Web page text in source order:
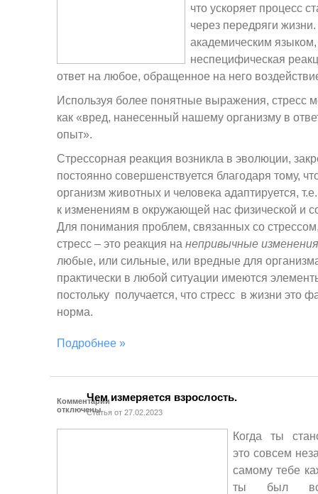
что ускоряет процесс
через передряги
академическим языком,
неспецифическая
ответ на любое, обращенное на него
Используя более понятные выражения, стресс
как «вред, нанесенный нашему организму в
опыт».
Стрессорная реакция возникла в эволюции,
постоянно совершенствуется благодаря тому,
организм животных и человека адаптируется,
к изменениям в окружающей нас физической и
Для понимания проблем, связанных со
стресс – это реакция на непривычные изменения
любые, или сильные, или вредные для
практически в любой ситуации имеются
постольку получается, что стресс в жизни это
норма.
Подробнее »
Комментарии
отключены
Чем измеряется взрослость.
Статья от 27.02.2023
Когда ты
это совсем
самому тебе
ты был